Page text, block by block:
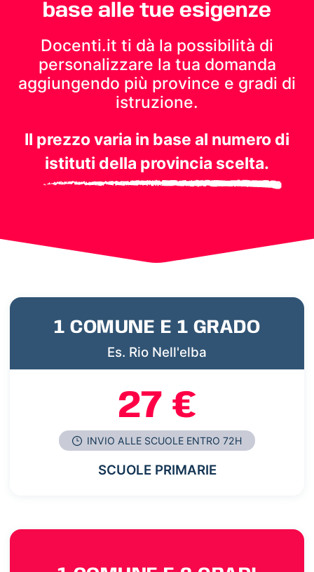
base alle tue esigenze
Docenti.it ti dà la possibilità di
personalizzare la tua domanda
aggiungendo più province e gradi di
istruzione.
Il prezzo varia in base al numero di
istituti della provincia scelta.
1 COMUNE E 1 GRADO
Es. Rio Nell'elba
27 €
INVIO ALLE SCUOLE ENTRO 72H
SCUOLE PRIMARIE